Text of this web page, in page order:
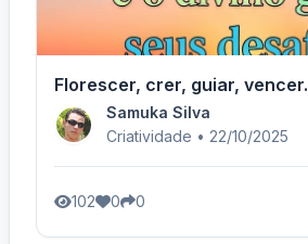
Florescer, crer, guiar, vencer.
Samuka Silva
Criatividade • 22/10/2025
102 0 0